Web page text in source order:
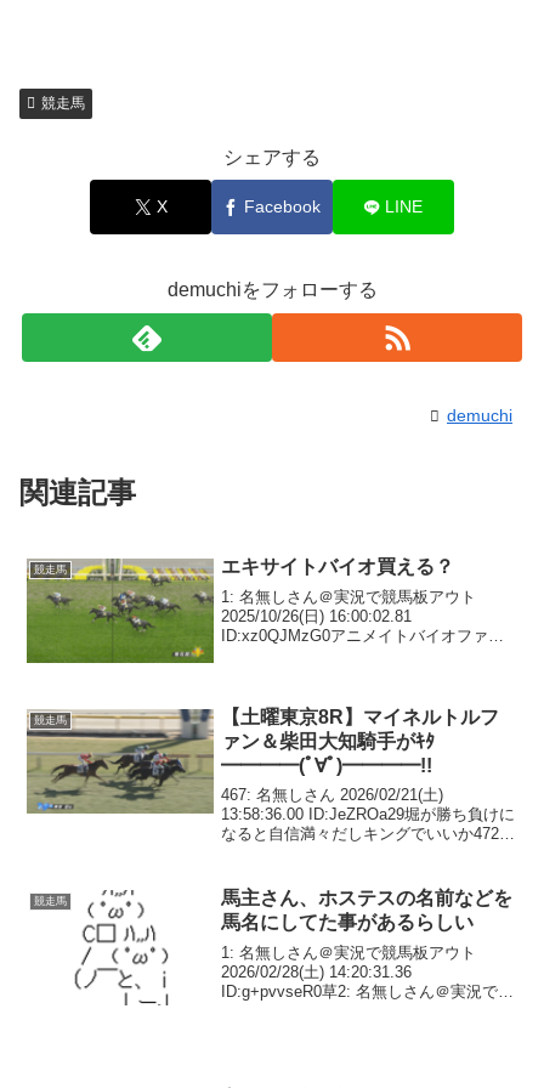
競走馬
シェアする
X Facebook LINE
demuchiをフォローする
demuchi
関連記事
競走馬 エキサイトバイオ買える？
1: 名無しさん＠実況で競馬板アウト
2025/10/26(日) 16:00:02.81
ID:xz0QJMzG0アニメイトバイオファン
競走馬
【土曜東京8R】マイネルトルフ
ァン＆柴田大知騎手がｷﾀ
━━━━(ﾟ∀ﾟ)━━━━!!
467: 名無しさん 2026/02/21(土)
13:58:36.00 ID:JeZROa29堀が勝ち負けに
なると自信満々だしキングでいいか472:
競走馬
馬主さん、ホステスの名前などを
馬名にしてた事があるらしい
1: 名無しさん＠実況で競馬板アウト
2026/02/28(土) 14:20:31.36
ID:g+pvvseR0草2: 名無しさん＠実況で競